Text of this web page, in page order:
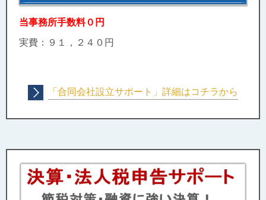
当事務所手数料０円
実費：９１，２４０円
「合同会社設立サポート」詳細はコチラから